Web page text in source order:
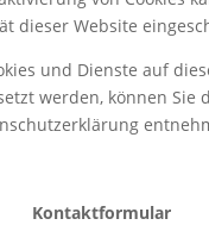
dieser Website
und Dienste auf
werden, können Sie
Kontaktformular